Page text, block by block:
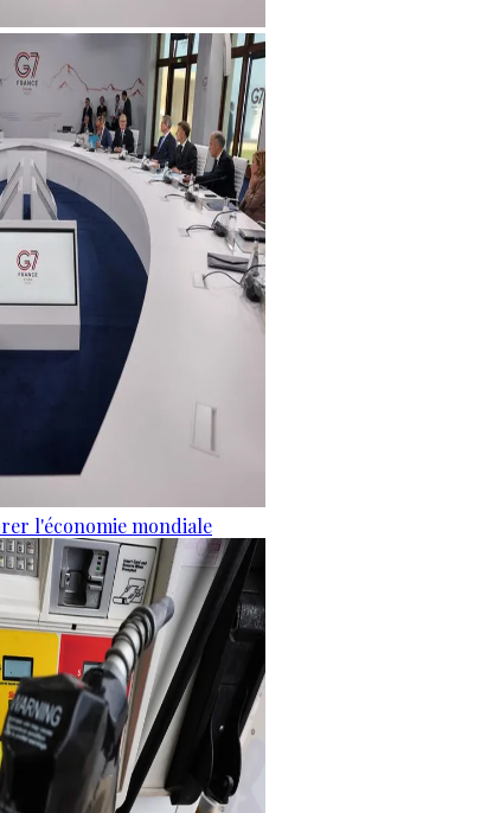
l'économie mondiale